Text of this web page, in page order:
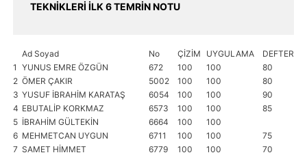
TEKNİKLERİ İLK 6 TEMRİN NOTU
Ad Soyad No ÇİZİM UYGULAMA DEFTER
1
YUNUS EMRE ÖZGÜN 672 100 100 80
2 ÖMER ÇAKIR 5002 100 100 80
3 YUSUF İBRAHİM KARATAŞ 6054 100 100 90
4 EBUTALİP KORKMAZ 6573 100 100 85
5 İBRAHİM GÜLTEKİN 6664 100 100
6 MEHMETCAN UYGUN 6711 100 100 75
7 SAMET HİMMET 6779 100 100 70